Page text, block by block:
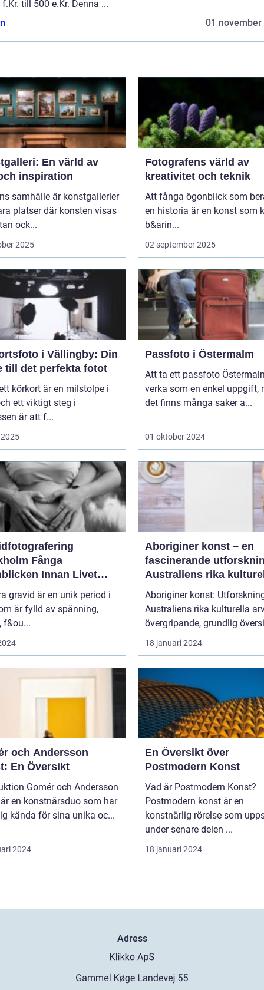
till 500 e.Kr. Denna ...
01 november
En värld av
inspiration
samhälle är konstgallerier
platser där konsten visas
ock...
2025
Fotografens värld av
kreativitet och teknik
Att fånga ögonblick som
en historia är en konst som
b&arin...
02 september 2025
i Vällingby: Din
till det perfekta fotot
körkort är en milstolpe i
ett viktigt steg i
är att f...
Passfoto i Östermalm
Att ta ett passfoto
verka som en enkel uppgift,
det finns många saker a...
01 oktober 2024
Fånga
Innan Livet
gravid är en unik period i
är fylld av spänning,
f&ou...
Aboriginer konst – en
fascinerande
Australiens rika
arv
Aboriginer konst:
Australiens rika kulturella arv
övergripande, grundlig
18 januari 2024
och Andersson
En Översikt
och Andersson
en konstnärsduo som har
kända för sina unika oc...
2024
En Översikt över
Postmodern Konst
Vad är Postmodern Konst?
Postmodern konst är en
konstnärlig rörelse som
under senare delen ...
18 januari 2024
Adress